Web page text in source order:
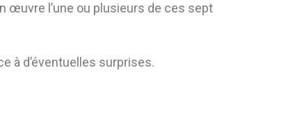
œuvre l’une ou plusieurs de ces sept
à d’éventuelles surprises.